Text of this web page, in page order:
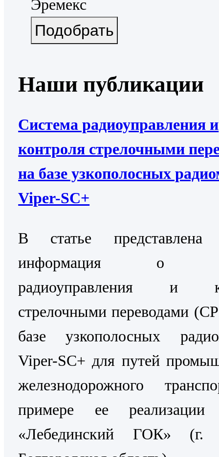
Эремекс
Наши публикации
Система радиоуправления и
контроля стрелочными
на базе узкополосных
Viper-SC+
В статье представлена
информация о
радиоуправления и
стрелочными переводами
базе узкополосных
Viper-SC+ для путей
железнодорожного
примере ее
«Лебединский ГОК» (г.